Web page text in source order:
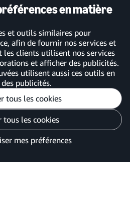
en matière
et outils similaires pour
afin de fournir nos services et
les clients utilisent nos services
et afficher des publicités.
utilisent aussi ces outils en
publicités.
tous les cookies
tous les cookies
mes préférences
Application mobile Amazon
Business
France
mes préférences
confidentialité
des publicités